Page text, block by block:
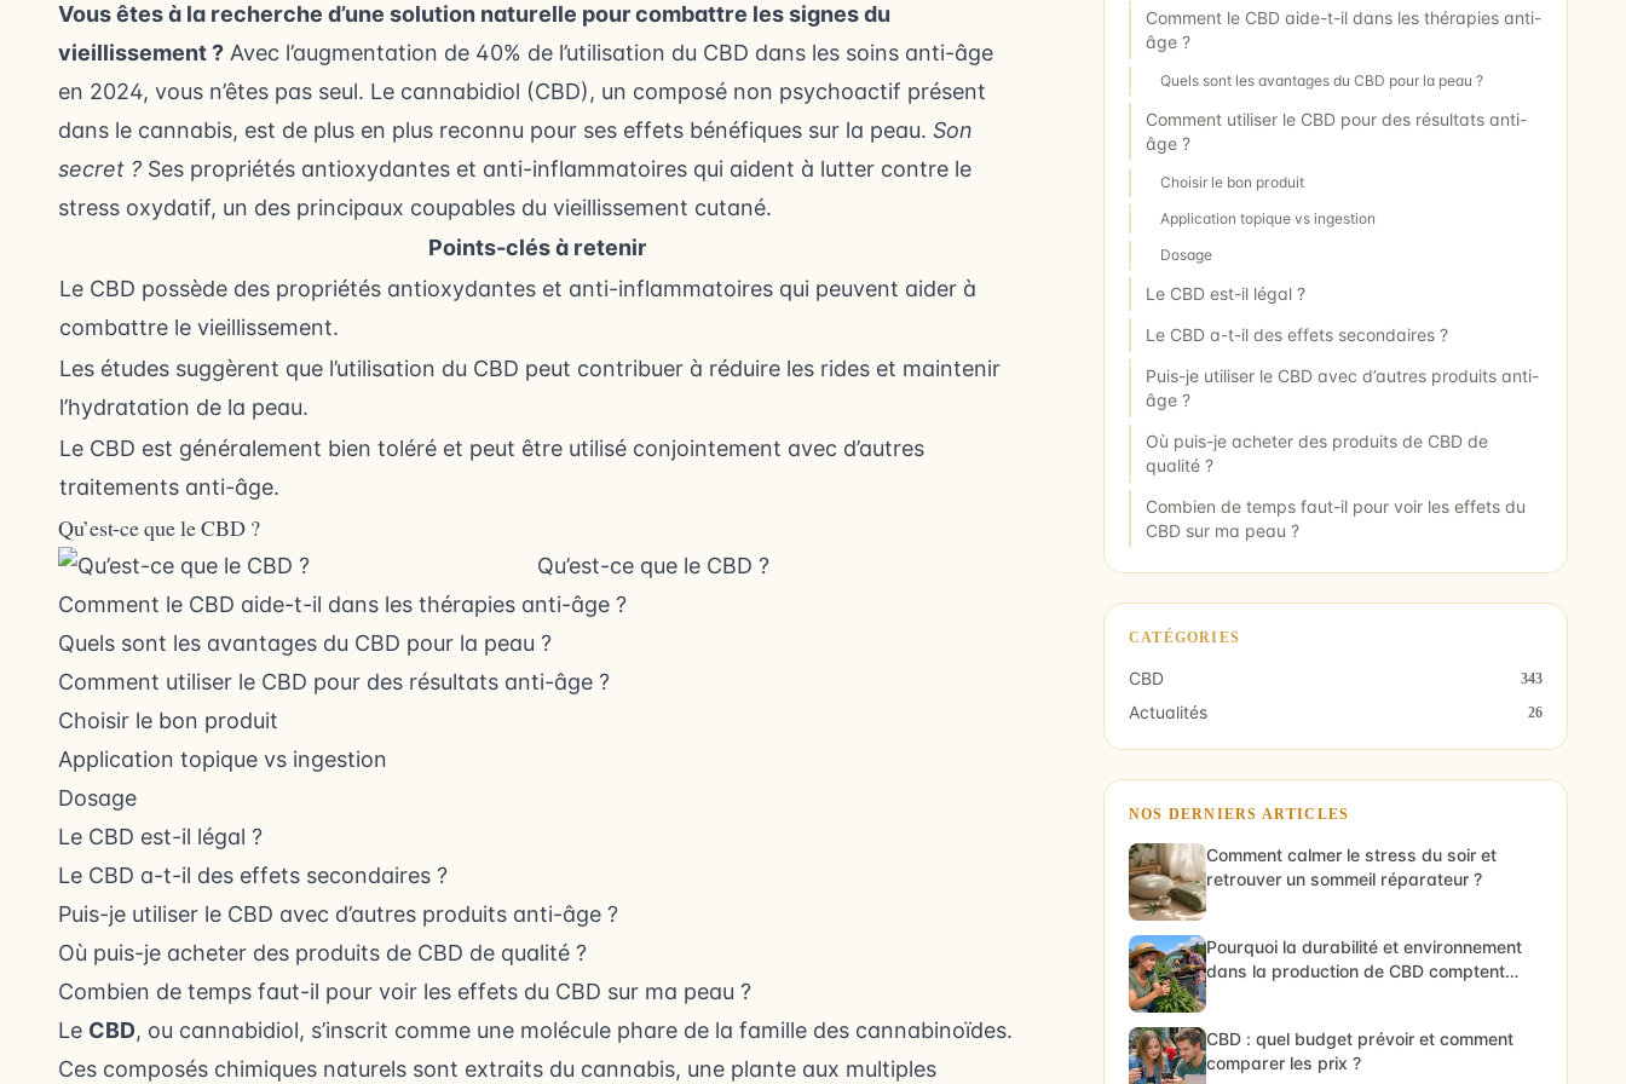
Vous êtes à la recherche d’une solution naturelle pour combattre les signes du
vieillissement ? Avec l’augmentation de 40% de l’utilisation du CBD dans les soins anti-âge
en 2024, vous n’êtes pas seul. Le cannabidiol (CBD), un composé non psychoactif présent
dans le cannabis, est de plus en plus reconnu pour ses effets bénéfiques sur la peau. Son
secret ? Ses propriétés antioxydantes et anti-inflammatoires qui aident à lutter contre le
stress oxydatif, un des principaux coupables du vieillissement cutané.
Points-clés à retenir
Le CBD possède des propriétés antioxydantes et anti-inflammatoires qui peuvent aider à
combattre le vieillissement.
Les études suggèrent que l’utilisation du CBD peut contribuer à réduire les rides et maintenir
l’hydratation de la peau.
Le CBD est généralement bien toléré et peut être utilisé conjointement avec d’autres
traitements anti-âge.
Qu’est-ce que le CBD ?
Qu’est-ce que le CBD ?
Comment le CBD aide-t-il dans les thérapies anti-âge ?
Quels sont les avantages du CBD pour la peau ?
Comment utiliser le CBD pour des résultats anti-âge ?
Choisir le bon produit
Application topique vs ingestion
Dosage
Le CBD est-il légal ?
Le CBD a-t-il des effets secondaires ?
Puis-je utiliser le CBD avec d’autres produits anti-âge ?
Où puis-je acheter des produits de CBD de qualité ?
Combien de temps faut-il pour voir les effets du CBD sur ma peau ?
Le CBD, ou cannabidiol, s’inscrit comme une molécule phare de la famille des cannabinoïdes.
Ces composés chimiques naturels sont extraits du cannabis, une plante aux multiples
Comment le CBD aide-t-il dans les thérapies anti-
âge ?
Quels sont les avantages du CBD pour la peau ?
Comment utiliser le CBD pour des résultats anti-
âge ?
Choisir le bon produit
Application topique vs ingestion
Dosage
Le CBD est-il légal ?
Le CBD a-t-il des effets secondaires ?
Puis-je utiliser le CBD avec d’autres produits anti-
âge ?
Où puis-je acheter des produits de CBD de
qualité ?
Combien de temps faut-il pour voir les effets du
CBD sur ma peau ?
CATÉGORIES
CBD 343
Actualités 26
NOS DERNIERS ARTICLES
Comment calmer le stress du soir et
retrouver un sommeil réparateur ?
Pourquoi la durabilité et environnement
dans la production de CBD comptent
CBD : quel budget prévoir et comment
comparer les prix ?